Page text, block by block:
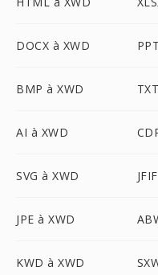
DOCX à XWD
BMP à XWD
AI à XWD
SVG à XWD
JPE à XWD
KWD à XWD